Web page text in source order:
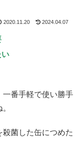
2020.11.20 2024.04.07
い
一番手軽で使い勝手
殺菌した缶につめた